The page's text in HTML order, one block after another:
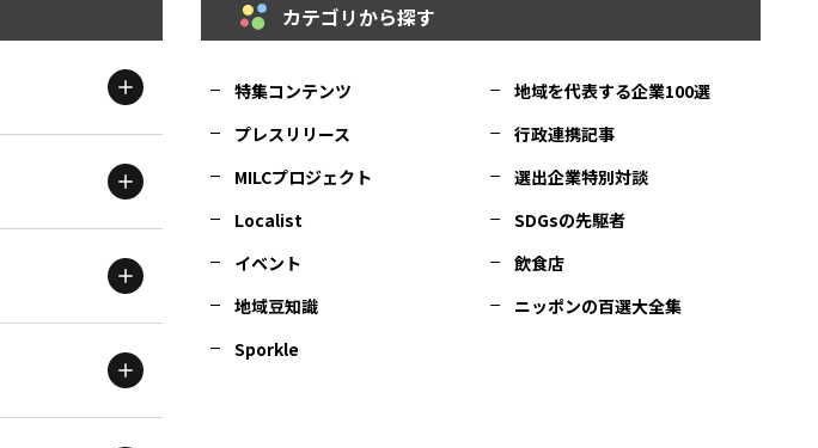
カテゴリから探す
特集コンテンツ
地域を代表する企業100選
プレスリリース
行政連携記事
MILCプロジェクト
選出企業特別対談
Localist
SDGsの先駆者
イベント
飲食店
地域豆知識
ニッポンの百選大全集
Sporkle